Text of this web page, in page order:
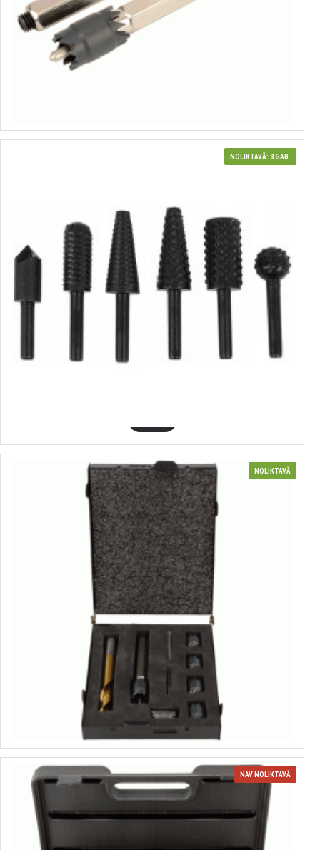
Ierīce punktmetināšanas izurbšanai
NOLIKTAVĀ: 8 GAB.
Metāla frēžu komplekts, VERKE
NOLIKTAVĀ
Metinājumā punktu urbšanas komplekts
no 4.07€ līdz 4.31€
Izvēlēties variantus
NAV NOLIKTAVĀ